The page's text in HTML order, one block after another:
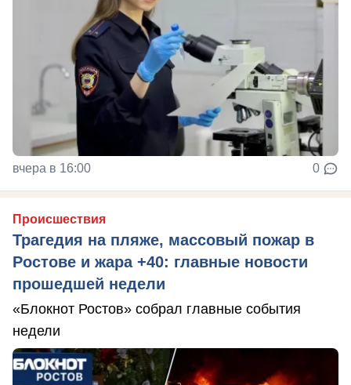
вчера в 16:00 0
Происшествия
Трагедия на пляже, массовый пожар в
Ростове и жара +40: главные новости
прошедшей недели
«Блокнот Ростов» собрал главные события
недели